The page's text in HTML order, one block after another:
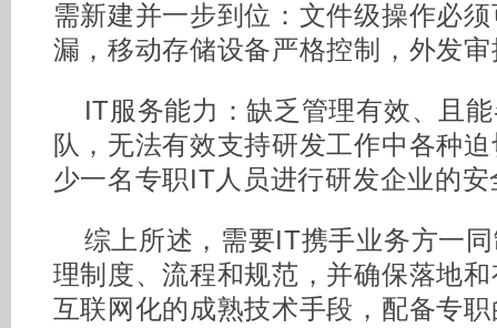
需新建并一步到位：文件级操作必
漏，移动存储设备严格控制，外发
IT服务能力：缺乏管理有效、且
队，无法有效支持研发工作中各种
少一名专职IT人员进行研发企业的
综上所述，需要IT携手业务方一
理制度、流程和规范，并确保落地
互联网化的成熟技术手段，配备专